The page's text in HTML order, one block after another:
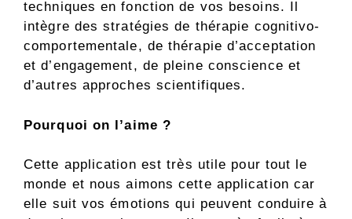
techniques en fonction de vos besoins. Il
intègre des stratégies de thérapie cognitivo-
comportementale, de thérapie d’acceptation
et d’engagement, de pleine conscience et
d’autres approches scientifiques.
Pourquoi on l’aime ?
Cette application est très utile pour tout le
monde et nous aimons cette application car
elle suit vos émotions qui peuvent conduire à